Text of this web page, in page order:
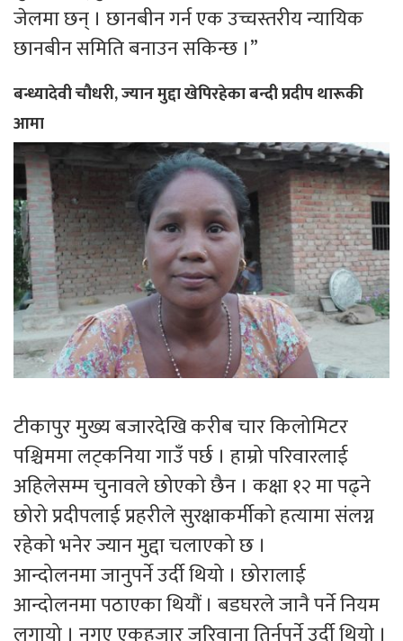
जेलमा छन् । छानबीन गर्न एक उच्चस्तरीय न्यायिक
छानबीन समिति बनाउन सकिन्छ ।”
बन्ध्यादेवी चौधरी, ज्यान मुद्दा खेपिरहेका बन्दी प्रदीप थारूकी
आमा
टीकापुर मुख्य बजारदेखि करीब चार किलोमिटर
पश्चिममा लट्कनिया गाउँ पर्छ । हाम्रो परिवारलाई
अहिलेसम्म चुनावले छोएको छैन । कक्षा १२ मा पढ्ने
छोरो प्रदीपलाई प्रहरीले सुरक्षाकर्मीको हत्यामा संलग्न
रहेको भनेर ज्यान मुद्दा चलाएको छ ।
आन्दोलनमा जानुपर्ने उर्दी थियो । छोरालाई
आन्दोलनमा पठाएका थियौं । बडघरले जानै पर्ने नियम